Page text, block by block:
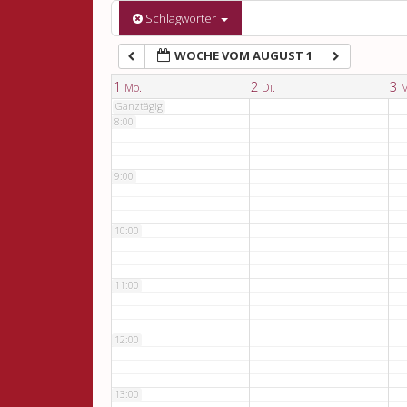
Schlagwörter
WOCHE VOM AUGUST 1
1 Mo. 2 Di. 3
Ganztägig
6:00
7:00
8:00
9:00
10:00
11:00
12:00
13:00